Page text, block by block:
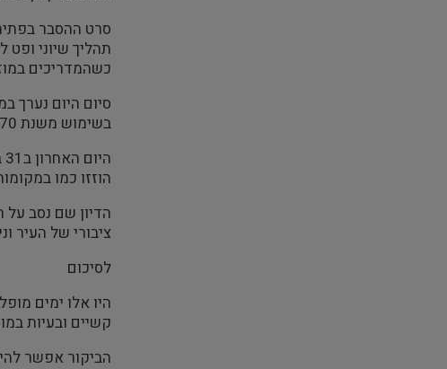
סרט ההסבר
תהליך שיוני
כשהמדריכים
בשימוש משנת 1270 ועד לשנת 1520 בנוסף למבנה המרשים הנוף ממנו על העיר מדהים.
הוזזו כמו
הדיון שם נסב
ציבורי של העיר
לסיכום
היו אלו ימים
קשיים ובעיות
הביקור אפשר